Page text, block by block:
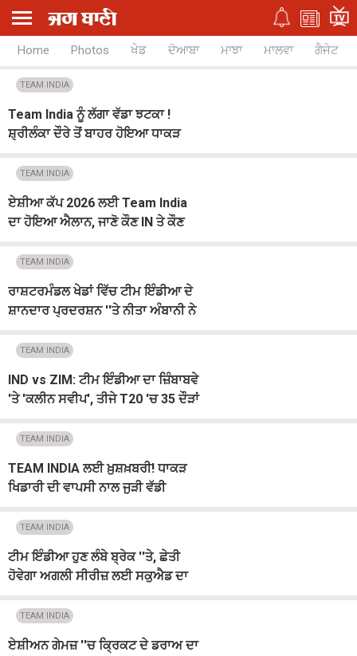
Home Photos ਖੇਡ ਦੋਆਬਾ ਮਾਝਾ ਮਾਲਵਾ ਗੈਜੇਟ
TEAM INDIA
Team India ਨੂੰ ਲੱਗਾ ਵੱਡਾ ਝਟਕਾ !
ਸ਼੍ਰੀਲੰਕਾ ਦੌਰੇ ਤੋਂ ਬਾਹਰ ਹੋਇਆ ਧਾਕੜ
TEAM INDIA
ਏਸ਼ੀਆ ਕੱਪ 2026 ਲਈ Team India
ਦਾ ਹੋਇਆ ਐਲਾਨ, ਜਾਣੋ ਕੌਣ IN ਤੇ ਕੌਣ
TEAM INDIA
ਰਾਸ਼ਟਰਮੰਡਲ ਖੇਡਾਂ ਵਿੱਚ ਟੀਮ ਇੰਡੀਆ ਦੇ
ਸ਼ਾਨਦਾਰ ਪ੍ਰਦਰਸ਼ਨ ''ਤੇ ਨੀਤਾ ਅੰਬਾਨੀ ਨੇ
TEAM INDIA
IND vs ZIM: ਟੀਮ ਇੰਡੀਆ ਦਾ ਜ਼ਿੰਬਾਬਵੇ
'ਤੇ 'ਕਲੀਨ ਸਵੀਪ', ਤੀਜੇ T20 'ਚ 35 ਦੌੜਾਂ
TEAM INDIA
TEAM INDIA ਲਈ ਖ਼ੁਸ਼ਖ਼ਬਰੀ! ਧਾਕੜ
ਖਿਡਾਰੀ ਦੀ ਵਾਪਸੀ ਨਾਲ ਜੁੜੀ ਵੱਡੀ
TEAM INDIA
ਟੀਮ ਇੰਡੀਆ ਹੁਣ ਲੰਬੇ ਬ੍ਰੇਕ ''ਤੇ, ਛੇਤੀ
ਹੋਵੇਗਾ ਅਗਲੀ ਸੀਰੀਜ਼ ਲਈ ਸਕੁਐਡ ਦਾ
TEAM INDIA
ਏਸ਼ੀਅਨ ਗੇਮਜ਼ ''ਚ ਕ੍ਰਿਕਟ ਦੇ ਡਰਾਅ ਦਾ